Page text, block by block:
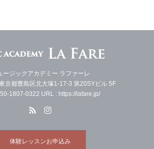
ージックアカデミー ラファーレ
京都豊島区北大塚1-17-3 第20SYビル 5F
1807-0322 URL : https://lafare.jp/
体験レッスンお申込み